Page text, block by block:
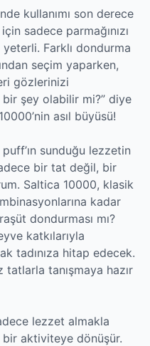
kullanımı son derece
sadece parmağınızı
yeterli. Farklı dondurma
seçim yaparken,
gözlerinizi
bir şey olabilir mi?” diye
asıl büyüsü!
sunduğu lezzetin
bir tat değil, bir
Saltica 10000, klasik
kadar
dondurması mı?
katkılarıyla
tadınıza hitap edecek.
tatlarla tanışmaya hazır
lezzet almakla
bir aktiviteye dönüşür.